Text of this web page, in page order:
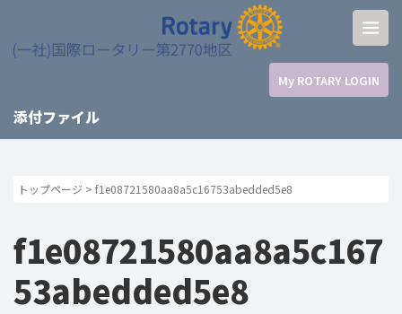
My ROTARY LOGIN
添付ファイル
トップページ > f1e08721580aa8a5c16753abedded5e8
f1e08721580aa8a5c167
53abedded5e8